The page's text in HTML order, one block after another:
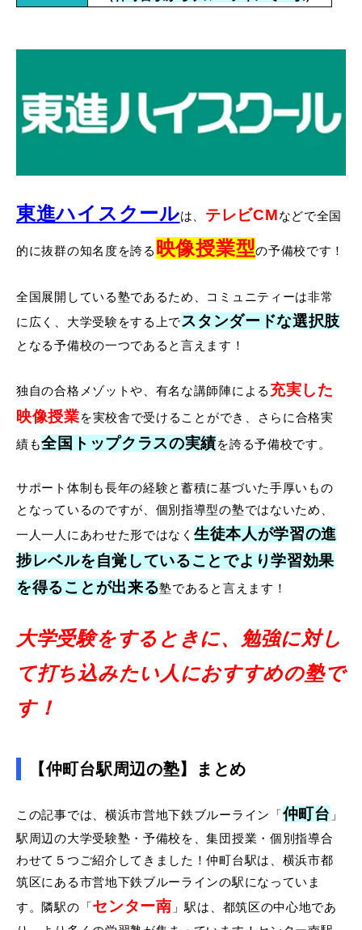
東進ハイスクールは、 テレビCMなどで全国
的に抜群の知名度を誇る 映像授業型の予備校です！
全国展開している塾であるため、コミュニティーは非常
に広く、大学受験をする上でスタンダードな選択肢
となる予備校の一つであると言えます！
独自の合格メゾットや、有名な講師陣による 充実した
映像授業を実校舎で受けることができ、さらに合格実
績も全国トップクラスの実績を誇る予備校です。
サポート体制も長年の経験と蓄積に基づいた手厚いもの
となっているのですが、個別指導型の塾ではないため、
一人一人にあわせた形ではなく 生徒本人が学習の進
捗レベルを自覚していることでより学習効果
を得ることが出来る塾であると言えます！
大学受験をするときに、勉強に対し
て打ち込みたい人におすすめの塾で
す！
【仲町台駅周辺の塾】まとめ
この記事では、横浜市営地下鉄ブルーライン「仲町台 」
駅周辺の大学受験塾・予備校を、集団授業・個別指導合
わせて５つご紹介してきました！仲町台駅は、横浜市都
筑区にある市営地下鉄ブルーラインの駅になっていま
す。隣駅の「センター南 」駅は、都筑区の中心地であ